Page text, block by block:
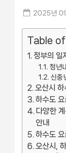
Posted
2025년
Table
정부의 일
청년
신중
오산시
하수도
다양한
안내
하수도
오산시,